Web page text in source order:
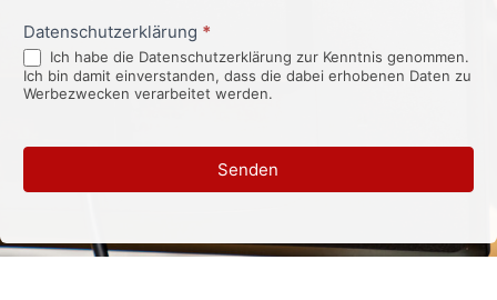
Datenschutzerklärung *
Ich habe die Datenschutzerklärung zur Kenntnis genommen.
Ich bin damit einverstanden, dass die dabei erhobenen Daten zu
Werbezwecken verarbeitet werden.
Senden